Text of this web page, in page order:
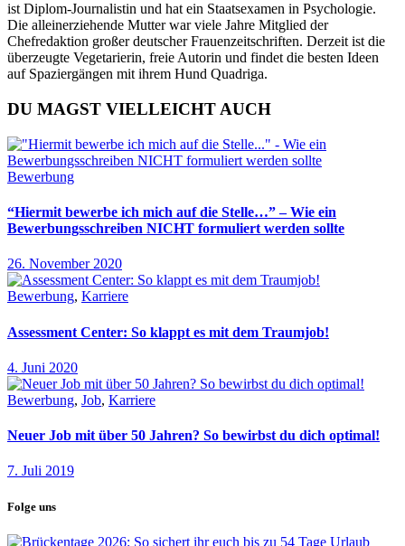
ist Diplom-Journalistin und hat ein Staatsexamen in Psychologie.
Die alleinerziehende Mutter war viele Jahre Mitglied der
Chefredaktion großer deutscher Frauenzeitschriften. Derzeit ist die
überzeugte Vegetarierin, freie Autorin und findet die besten Ideen
auf Spaziergängen mit ihrem Hund Quadriga.
DU MAGST VIELLEICHT AUCH
Bewerbung
“Hiermit bewerbe ich mich auf die Stelle…” – Wie ein
Bewerbungsschreiben NICHT formuliert werden sollte
26. November 2020
Bewerbung, Karriere
Assessment Center: So klappt es mit dem Traumjob!
4. Juni 2020
Bewerbung, Job, Karriere
Neuer Job mit über 50 Jahren? So bewirbst du dich optimal!
7. Juli 2019
Folge uns